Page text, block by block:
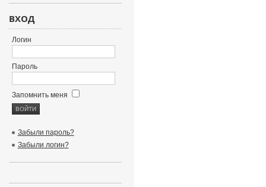
ВХОД
Логин
Пароль
Запомнить меня
Забыли пароль?
Забыли логин?